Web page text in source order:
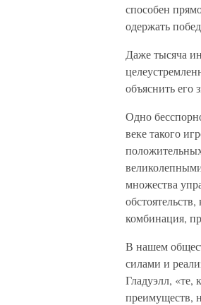
способен
одержать
Даже тысяча
объяснить его
Одно
веке такого
множества
комбинация,
В нашем
силами и
Гладуэлл, «те,
преимуществ,